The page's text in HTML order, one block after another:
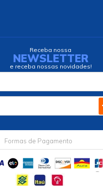
Receba nossa
NEWSLETTER
e receba nossas novidades!
Formas de Pagamento